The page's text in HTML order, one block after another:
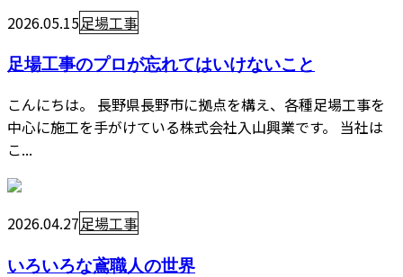
2026.05.15足場工事
足場工事のプロが忘れてはいけないこと
こんにちは。 長野県長野市に拠点を構え、各種足場工事を
中心に施工を手がけている株式会社入山興業です。 当社は
こ...
2026.04.27足場工事
いろいろな鳶職人の世界